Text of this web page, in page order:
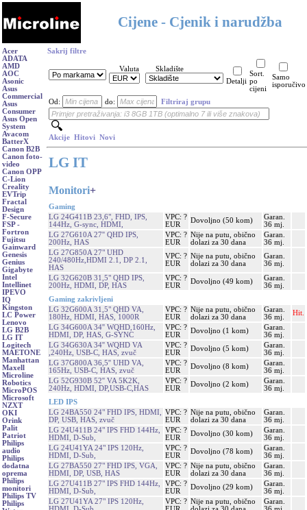
Cijene - Cjenik i narudžba
Acer
ADATA
AMD
AOC
Asonic
Asus
Commercial
Asus
Consumer
Asus Open
System
Avacom
BatterX
Canon B2B
Canon foto-
video
Canon OPP
C-Lion
Creality
EVTrip
Fractal
Design
F-Secure
FSP -
Fortron
Fujitsu
Gainward
Genesis
Genius
Gigabyte
Intel
Intellinet
IPEVO
IQ
Kingston
LC Power
Lenovo
LG B2B
LG IT
Logitech
MAETONE
Manhattan
Maxell
Microline
Robotics
MicroPOS
Microsoft
NZXT
OKI
Orink
Palit
Patriot
Philips
audio
Philips
dodatna
oprema
Philips
monitori
Philips TV
Philips
Sakrij filtre
Valuta
Skladište
Detalji
Sort.
po
cijeni
Samo
isporučivo
Od: do: Filtriraj grupu
Akcije Hitovi Novi
LG IT
Monitori+
Gaming
LG 24G411B 23,6", FHD, IPS,
144Hz, G-sync, HDMI,
VPC: ?
EUR
Dovoljno (50 kom)
Garan.
36 mj.
LG 27G610A 27'' QHD IPS,
200Hz, HAS
VPC: ?
EUR
Nije na putu, obično
dolazi za 30 dana
Garan.
36 mj.
LG 27G850A 27" UHD
240/480Hz,HDMI 2.1, DP 2.1,
HAS
VPC: ?
EUR
Nije na putu, obično
dolazi za 30 dana
Garan.
36 mj.
LG 32G620B 31,5" QHD IPS,
200Hz, HDMI, DP, HAS
VPC: ?
EUR
Dovoljno (49 kom)
Garan.
36 mj.
Gaming zakrivljeni
LG 32G600A 31,5" QHD VA,
180Hz, HDMI, HAS, 1000R
VPC: ?
EUR
Nije na putu, obično
dolazi za 30 dana
Garan.
36 mj.
Hit.
LG 34G600A 34'' WQHD,160Hz,
HDMI, DP, HAS, G-SYNC
VPC: ?
EUR
Dovoljno (1 kom)
Garan.
36 mj.
LG 34G630A 34'' WQHD VA
,240Hz, USB-C, HAS, zvuč
VPC: ?
EUR
Dovoljno (5 kom)
Garan.
36 mj.
LG 37G800A 36,5'' UHD VA,
165Hz, USB-C, HAS, zvuč
VPC: ?
EUR
Dovoljno (8 kom)
Garan.
36 mj.
LG 52G930B 52'' VA 5K2K,
240Hz, HDMI, DP,USB-C,HAS
VPC: ?
EUR
Dovoljno (2 kom)
Garan.
36 mj.
LED IPS
LG 24BA550 24" FHD IPS, HDMI,
DP, USB, HAS, zvuč
VPC: ?
EUR
Nije na putu, obično
dolazi za 30 dana
Garan.
36 mj.
LG 24U411B 24" IPS FHD 144Hz,
HDMI, D-Sub,
VPC: ?
EUR
Dovoljno (30 kom)
Garan.
36 mj.
LG 24U41YA 24" IPS 120Hz,
HDMI, D-Sub,
VPC: ?
EUR
Dovoljno (78 kom)
Garan.
36 mj.
LG 27BA550 27" FHD IPS, VGA,
HDMI, DP, USB, HAS
VPC: ?
EUR
Nije na putu, obično
dolazi za 30 dana
Garan.
36 mj.
LG 27U411B 27" IPS FHD 144Hz,
HDMI, D-Sub,
VPC: ?
EUR
Dovoljno (29 kom)
Garan.
36 mj.
LG 27U41YA 27" IPS 120Hz,
VPC: ? Nije na putu, obično
Garan.